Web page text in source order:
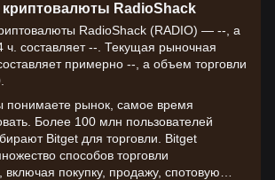
RadioShack
RadioShack (RADIO) — --, а
ч. составляет --. Текущая рыночная
примерно --, а объем торговли
понимаете рынок, самое время
Более 100 млн пользователей
Bitget для торговли. Bitget
способов торговли
включая покупку, продажу, спотовую